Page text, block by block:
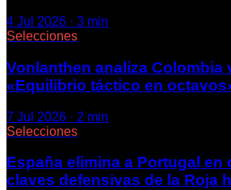
4 Jul 2026 · 3 min
Selecciones
Vonlanthen analiza Colombia
«Equilibrio táctico en
7 Jul 2026 · 2 min
Selecciones
España elimina a Portugal en
claves defensivas de la Roja